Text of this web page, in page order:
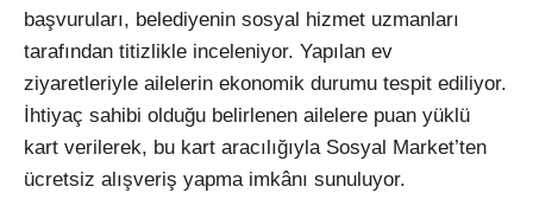
başvuruları, belediyenin sosyal hizmet uzmanları
tarafından titizlikle inceleniyor. Yapılan ev
ziyaretleriyle ailelerin ekonomik durumu tespit ediliyor.
İhtiyaç sahibi olduğu belirlenen ailelere puan yüklü
kart verilerek, bu kart aracılığıyla Sosyal Market’ten
ücretsiz alışveriş yapma imkânı sunuluyor.